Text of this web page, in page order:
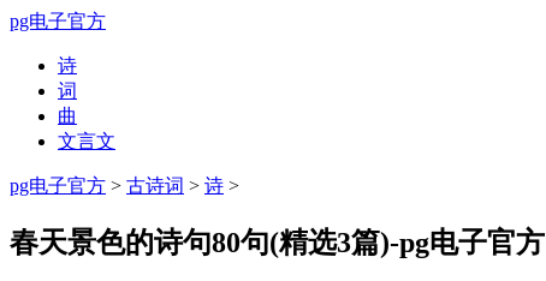
pg电子官方
诗
词
曲
文言文
pg电子官方 > 古诗词 > 诗 >
春天景色的诗句80句(精选3篇)-pg电子官方